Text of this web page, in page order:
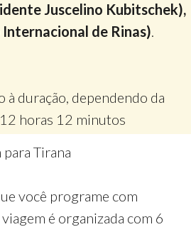
Juscelino Kubitschek),
de Rinas).
à duração, dependendo da
horas 12 minutos
Tirana
você programe com
é organizada com 6